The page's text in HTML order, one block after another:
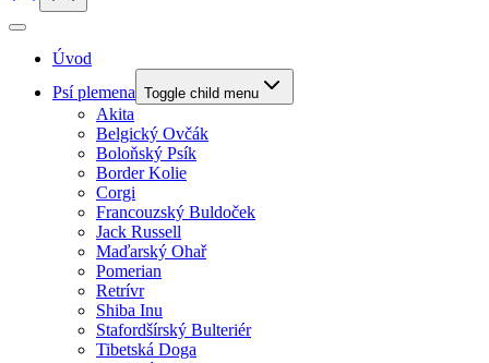
Úvod
Psí plemena Toggle child menu
Akita
Belgický Ovčák
Boloňský Psík
Border Kolie
Corgi
Francouzský Buldoček
Jack Russell
Maďarský Ohař
Pomerian
Retrívr
Shiba Inu
Stafordšírský Bulteriér
Tibetská Doga